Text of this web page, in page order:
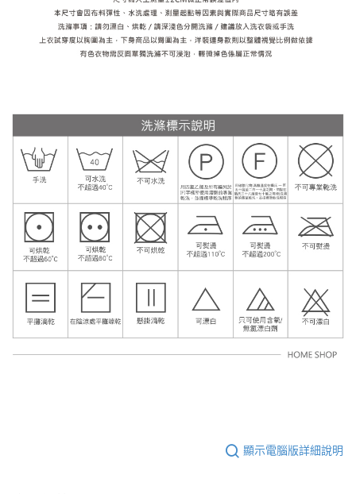
顯示電腦版詳細說明